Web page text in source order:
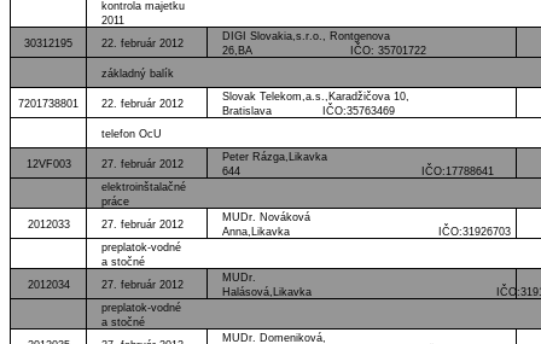
kontrola majetku
2011
30312195
22. február 2012
DIGI Slovakia,s.r.o., Rontgenova
26,BA IČO: 35701722
základný balík
7201738801 22. február 2012
Slovak Telekom,a.s.,Karadžičova 10,
Bratislava IČO:35763469
telefon OcU
12VF003 27. február 2012
Peter Rázga,Likavka
644 IČO:17788641
elektroinštalačné
práce
2012033
27. február 2012
MUDr. Nováková
Anna,Likavka IČO:31926703
preplatok-vodné
a stočné
2012034
27. február 2012
MUDr.
Halásová,Likavka
preplatok-vodné
a stočné
MUDr. Domeniková,